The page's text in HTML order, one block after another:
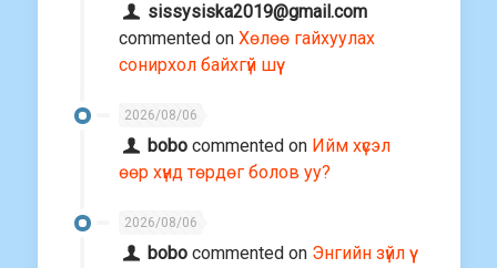
sissysiska2019@gmail.com
commented on Хөлөө гайхуулах
сонирхол байхгүй шүү
2026/08/06
bobo commented on Ийм хүсэл
өөр хүнд төрдөг болов уу?
2026/08/06
bobo commented on Энгийн зүйл үү